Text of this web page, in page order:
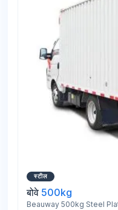
स्टील
बोवे 500kg
Beauway 500kg Steel